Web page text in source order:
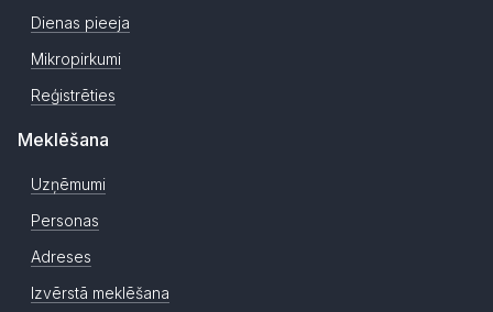
Dienas pieeja
Mikropirkumi
Reģistrēties
Meklēšana
Uzņēmumi
Personas
Adreses
Izvērstā meklēšana